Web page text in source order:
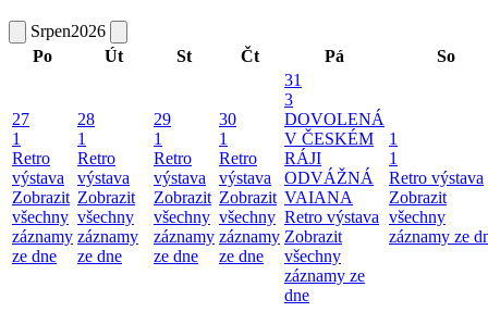
Srpen2026
Po
Út St Čt Pá So
27
1
Retro
výstava
Zobrazit
všechny
záznamy
ze dne
28
1
Retro
výstava
Zobrazit
všechny
záznamy
ze dne
29
1
Retro
výstava
Zobrazit
všechny
záznamy
ze dne
30
1
Retro
výstava
Zobrazit
všechny
záznamy
ze dne
31
3
DOVOLENÁ
V ČESKÉM
RÁJI
ODVÁŽNÁ
VAIANA
Retro výstava
Zobrazit
všechny
záznamy ze
dne
1
1
Retro výstava
Zobrazit
všechny
záznamy ze